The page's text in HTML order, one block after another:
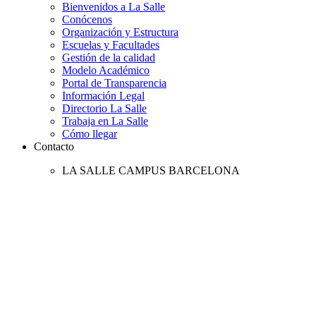
Bienvenidos a La Salle
Conócenos
Organización y Estructura
Escuelas y Facultades
Gestión de la calidad
Modelo Académico
Portal de Transparencia
Información Legal
Directorio La Salle
Trabaja en La Salle
Cómo llegar
Contacto
LA SALLE CAMPUS BARCELONA